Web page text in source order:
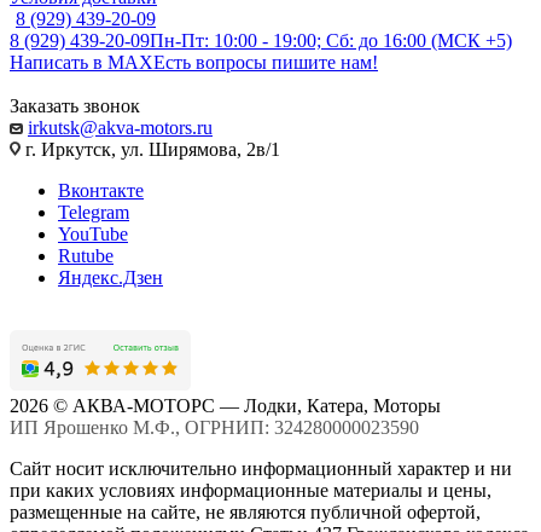
8 (929) 439-20-09
8 (929) 439-20-09Пн-Пт: 10:00 - 19:00; Сб: до 16:00 (МСК +5)
Написать в MAXЕсть вопросы пишите нам!
Заказать звонок
irkutsk@akva-motors.ru
г. Иркутск, ул. Ширямова, 2в/1
Вконтакте
Telegram
YouTube
Rutube
Яндекс.Дзен
2026 © АКВА-МОТОРС — Лодки, Катера, Моторы
ИП Ярошенко М.Ф., ОГРНИП: 324280000023590
Сайт носит исключительно информационный характер и ни
при каких условиях информационные материалы и цены,
размещенные на сайте, не являются публичной офертой,